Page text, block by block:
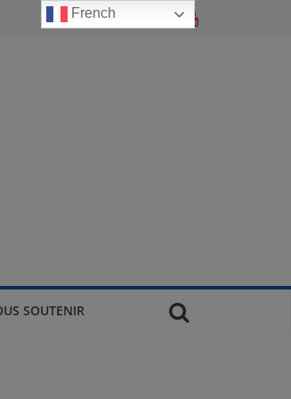
SOUTENIR
French